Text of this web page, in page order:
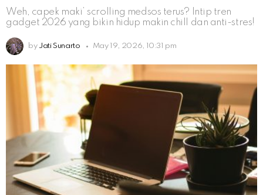
Weh, capek maki’ scrolling medsos terus? Intip tren
gadget 2026 yang bikin hidup makin chill dan anti-stres!
by Jati Sunarto May 19, 2026, 10:31 pm